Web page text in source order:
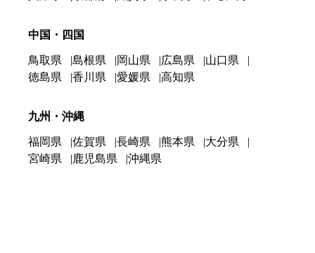
中国・四国
鳥取県 島根県 岡山県 広島県
山口県
徳島県
香川県 愛媛県 高知県
九州・沖縄
福岡県 佐賀県 長崎県 熊本県
大分県
宮崎県
鹿児島県 沖縄県